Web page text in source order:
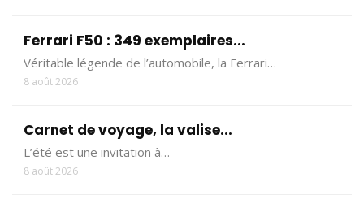
Ferrari F50 : 349 exemplaires...
Véritable légende de l’automobile, la Ferrari…
8 août 2026
Carnet de voyage, la valise...
L’été est une invitation à…
8 août 2026